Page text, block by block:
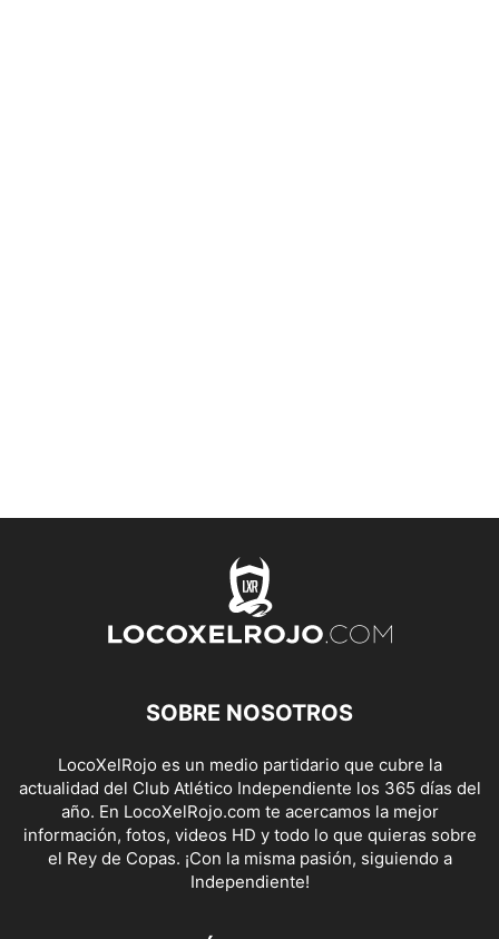
SOBRE NOSOTROS
LocoXelRojo es un medio partidario que cubre la
actualidad del Club Atlético Independiente los 365 días del
año. En LocoXelRojo.com te acercamos la mejor
información, fotos, videos HD y todo lo que quieras sobre
el Rey de Copas. ¡Con la misma pasión, siguiendo a
Independiente!